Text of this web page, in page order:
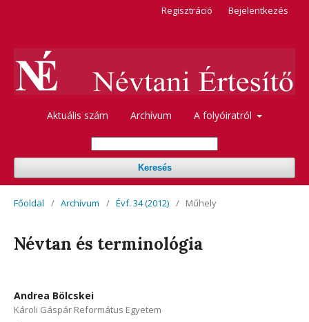
Aktuális szám Archívum A folyóiratról
Keresés
Regisztráció Bejelentkezés
Főoldal / Archívum / Évf. 34 (2012) / Műhely
Névtan és terminológia
Andrea Bölcskei
Károli Gáspár Református Egyetem